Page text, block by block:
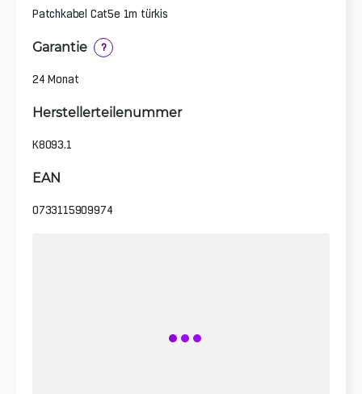
Patchkabel Cat5e 1m türkis
Garantie ?
24 Monat
Herstellerteilenummer
K8093.1
EAN
0733115909974